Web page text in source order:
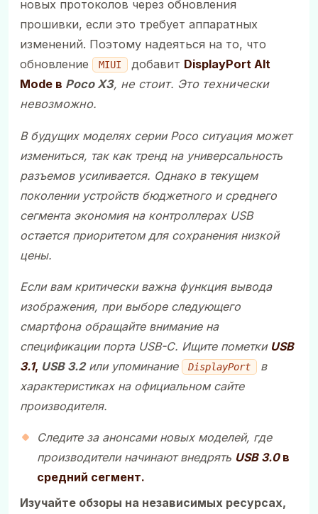
новых протоколов через обновления
прошивки, если это требует аппаратных
изменений. Поэтому надеяться на то, что
обновление
MIUI добавит DisplayPort Alt
Mode в Poco X3, не стоит. Это технически
невозможно.
В будущих моделях серии Poco ситуация может
измениться, так как тренд на универсальность
разъемов усиливается. Однако в текущем
поколении устройств бюджетного и среднего
сегмента экономия на контроллерах USB
остается приоритетом для сохранения низкой
цены.
Если вам критически важна функция вывода
изображения, при выборе следующего
смартфона обращайте внимание на
спецификации порта USB-C. Ищите пометки USB
3.1, USB 3.2или упоминание DisplayPort
в
характеристиках на официальном сайте
производителя.
Следите за анонсами новых моделей, где
производители начинают внедрять USB 3.0в
средний сегмент.
Изучайте обзоры на независимых ресурсах,